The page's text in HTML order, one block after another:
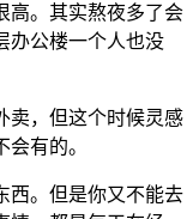
高。其实熬夜多了会
办公楼一个人也没
卖，但这个时候灵感
有的。
西。但是你又不能去